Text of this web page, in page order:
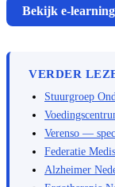
Bekijk e-
VERDER
Stuurgroep
Verenso —
Federatie
Alzheimer